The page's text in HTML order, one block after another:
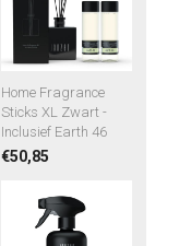
Home Fragrance
Sticks XL Zwart -
Inclusief Earth 46
€50,85